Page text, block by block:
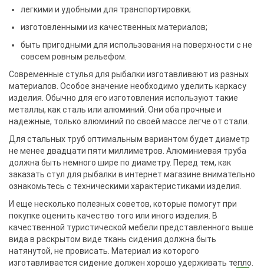
легкими и удобными для транспортировки;
изготовленными из качественных материалов;
быть пригодными для использования на поверхности с не
совсем ровным рельефом.
Современные стулья для рыбалки изготавливают из разных
материалов. Особое значение необходимо уделить каркасу
изделия. Обычно для его изготовления используют такие
металлы, как сталь или алюминий. Они оба прочные и
надежные, только алюминий по своей массе легче от стали.
Для стальных труб оптимальным вариантом будет диаметр
не менее двадцати пяти миллиметров. Алюминиевая труба
должна быть немного шире по диаметру. Перед тем, как
заказать стул для рыбалки в интернет магазине внимательно
ознакомьтесь с техническими характеристиками изделия.
И еще несколько полезных советов, которые помогут при
покупке оценить качество того или иного изделия. В
качественной туристической мебели представленного выше
вида в раскрытом виде ткань сидения должна быть
натянутой, не провисать. Материал из которого
изготавливается сидение должен хорошо удерживать тепло.